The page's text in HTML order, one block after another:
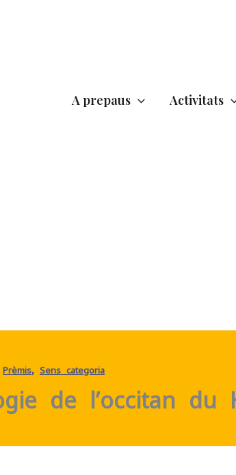
A prepaus Activitats
Prèmis, Sens categoria
de l’occitan du